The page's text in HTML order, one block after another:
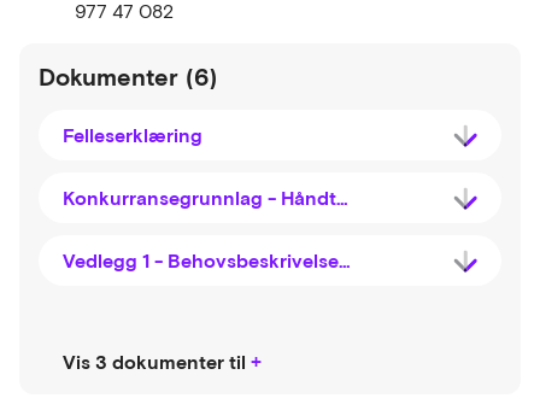
977 47 082
Dokumenter (6)
Felleserklæring
Konkurransegrunnlag - Håndtering av brukt kunstgress
Vedlegg 1 - Behovsbeskrivelse - Håndtering av brukt kunstgress
Vis 3 dokumenter til